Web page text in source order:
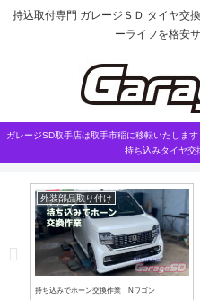
持込取付専門 ガレージＳＤ タイヤ交
ーライフを格安
ガレージSD取手店は取手市稲に移転いたしま
持ち込みタイヤ交
外装部品取り付け
持ち込みでホーン交換作業 Nワゴン